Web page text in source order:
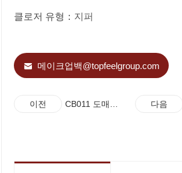
클로저 유형： 지퍼
메이크업백@topfeelgroup.com
이전
CB011 도매
다음